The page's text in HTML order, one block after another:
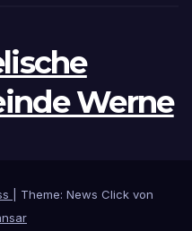
Werne
Theme: News Click von